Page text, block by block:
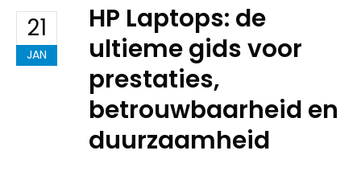
21
JAN
HP Laptops: de
ultieme gids voor
prestaties,
betrouwbaarheid en
duurzaamheid